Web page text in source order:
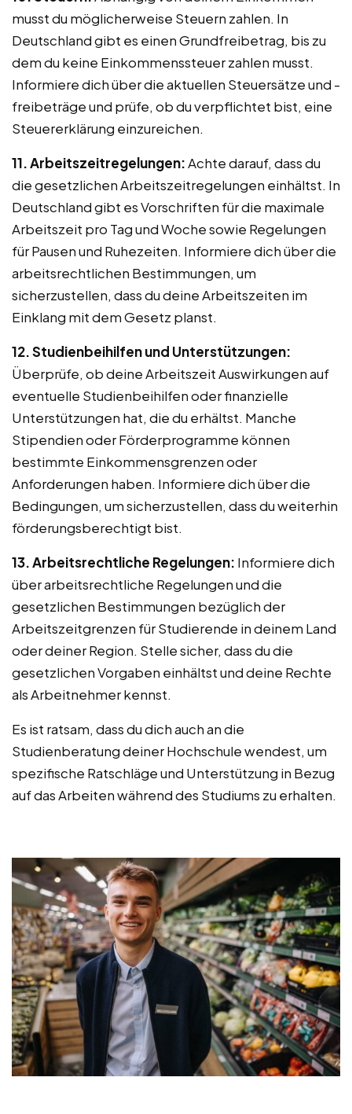
musst du möglicherweise Steuern zahlen. In
Deutschland gibt es einen Grundfreibetrag, bis zu
dem du keine Einkommenssteuer zahlen musst.
Informiere dich über die aktuellen Steuersätze und -
freibeträge und prüfe, ob du verpflichtet bist, eine
Steuererklärung einzureichen.
11. Arbeitszeitregelungen:Achte darauf, dass du
die gesetzlichen Arbeitszeitregelungen einhältst. In
Deutschland gibt es Vorschriften für die maximale
Arbeitszeit pro Tag und Woche sowie Regelungen
für Pausen und Ruhezeiten. Informiere dich über die
arbeitsrechtlichen Bestimmungen, um
sicherzustellen, dass du deine Arbeitszeiten im
Einklang mit dem Gesetz planst.
12. Studienbeihilfen und Unterstützungen:
Überprüfe, ob deine Arbeitszeit Auswirkungen auf
eventuelle Studienbeihilfen oder finanzielle
Unterstützungen hat, die du erhältst. Manche
Stipendien oder Förderprogramme können
bestimmte Einkommensgrenzen oder
Anforderungen haben. Informiere dich über die
Bedingungen, um sicherzustellen, dass du weiterhin
förderungsberechtigt bist.
13. Arbeitsrechtliche Regelungen: Informiere dich
über arbeitsrechtliche Regelungen und die
gesetzlichen Bestimmungen bezüglich der
Arbeitszeitgrenzen für Studierende in deinem Land
oder deiner Region. Stelle sicher, dass du die
gesetzlichen Vorgaben einhältst und deine Rechte
als Arbeitnehmer kennst.
Es ist ratsam, dass du dich auch an die
Studienberatung deiner Hochschule wendest, um
spezifische Ratschläge und Unterstützung in Bezug
auf das Arbeiten während des Studiums zu erhalten.